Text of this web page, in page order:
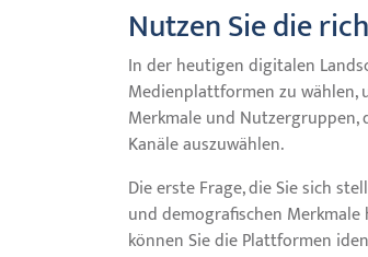
Nutzen Sie die
In der heutigen digitalen
Medienplattformen zu wählen,
Merkmale und
Kanäle auszuwählen.
Die erste Frage, die Sie sich
und demografischen
können Sie die Plattformen